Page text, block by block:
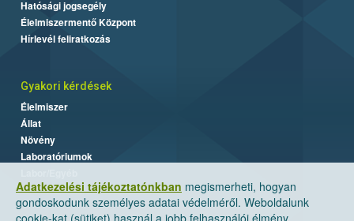
Adatkezelési tájékoztatónkban megismerheti, hogyan
gondoskodunk személyes adatai védelméről. Weboldalunk
cookie-kat (sütiket) használ a jobb felhasználói élmény
Hatósági jogsegély
Élelmiszermentő Központ
Hírlevél feliratkozás
Gyakori kérdések
Élelmiszer
Állat
Növény
Laboratóriumok